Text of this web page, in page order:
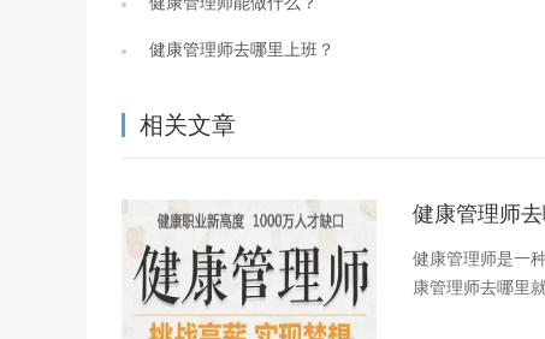
健康管理师去哪里上班？
相关文章
健康管理师
健康管理师是一
康管理师去哪里